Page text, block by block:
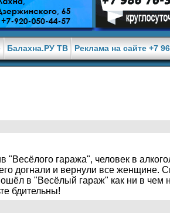
Балахна.РУ ТВ Реклама на сайте +7
"Весёлого гаража", человек в
догнали и вернули все женщине.
в "Весёлый гараж" как ни в
бдительны!